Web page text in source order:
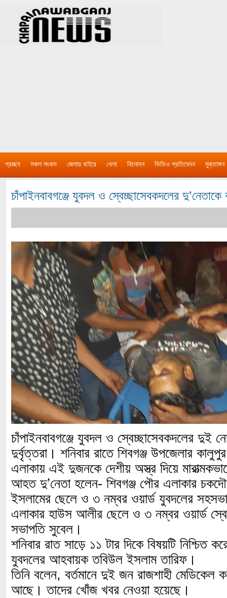
প্রচ্ছদ সকল সংবাদ জেলার বাইরে খেলা বিনোদন ভিডিও প্রতিবেদন মুক্তাঙ্গন
চাঁপাইনবাবগঞ্জে যুবদল ও স্বেচ্ছাসেবকদলের দু’নেতাকে
চাঁপাইনবাবগঞ্জে যুবদল ও স্বেচ্ছাসেবকদলের দুই
দুর্বৃত্তরা। শনিবার রাতে শিবগঞ্জ উপজেলার
এলাকায় এই দুজনকে দেশীয় অস্ত্র দিয়ে
আহত দু’নেতা হলেন- শিবগঞ্জ পৌর এলাকার
ইসলামের ছেলে ও ৩ নম্বর ওয়ার্ড যুবদলের
এলাকার হাউস আলীর ছেলে ও ৩ নম্বর ওয়ার্ড
সভাপতি সুবেল।
শনিবার রাত সাড়ে ১১ টার দিকে বিষয়টি নিশ্চিত
যুবদলের আহবায়ক তবিউল ইসলাম তারিফ।
তিনি বলেন, বর্তমানে দুই জন রাজশাহী মেডিকেল
আছে। তাদের খোঁজ খবর নেওয়া হয়েছে।